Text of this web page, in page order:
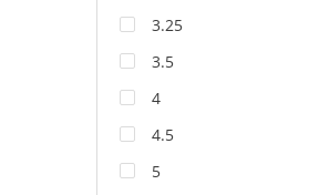
3.25
3.5
4
4.5
5